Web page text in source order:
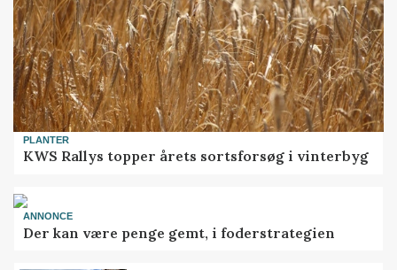
PLANTER
KWS Rallys topper årets sortsforsøg i vinterbyg
ANNONCE
Der kan være penge gemt, i foderstrategien